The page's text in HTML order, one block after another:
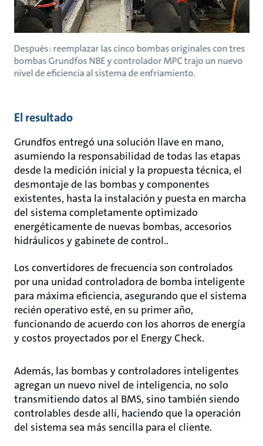
Después: reemplazar las cinco bombas originales con tres
bombas Grundfos NBE y controlador MPC trajo un nuevo
nivel de eficiencia al sistema de enfriamiento.
El resultado
Grundfos entregó una solución llave en mano,
asumiendo la responsabilidad de todas las etapas
desde la medición inicial y la propuesta técnica, el
desmontaje de las bombas y componentes
existentes, hasta la instalación y puesta en marcha
del sistema completamente optimizado
energéticamente de nuevas bombas, accesorios
hidráulicos y gabinete de control..
Los convertidores de frecuencia son controlados
por una unidad controladora de bomba inteligente
para máxima eficiencia, asegurando que el sistema
recién operativo esté, en su primer año,
funcionando de acuerdo con los ahorros de energía
y costos proyectados por el Energy Check.
Además, las bombas y controladores inteligentes
agregan un nuevo nivel de inteligencia, no solo
transmitiendo datos al BMS, sino también siendo
controlables desde allí, haciendo que la operación
del sistema sea más sencilla para el cliente.